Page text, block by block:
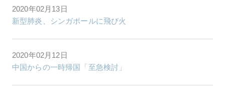
2020年02月13日
新型肺炎、シンガポールに飛び火
2020年02月12日
中国からの一時帰国「至急検討」